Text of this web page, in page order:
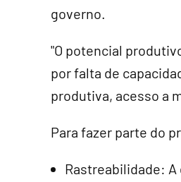
governo.
"O potencial
por falta de
produtiva, acesso a
Para fazer parte do
Rastreabilidade: